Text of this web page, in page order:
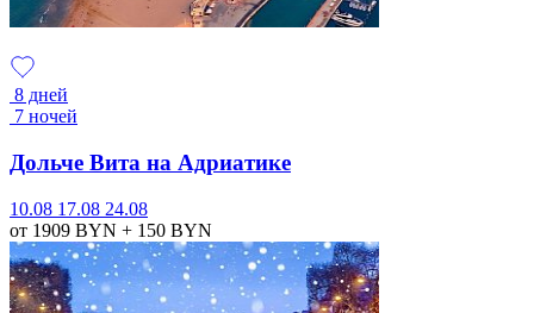
8 дней
7 ночей
Дольче Вита на Адриатике
10.08 17.08 24.08
от 1909 BYN + 150 BYN